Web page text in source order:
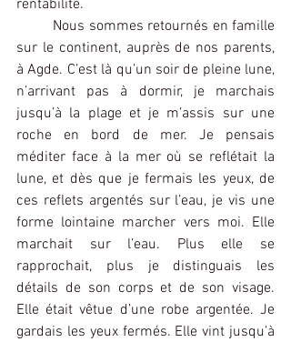
rentabilité.
sur le continent, auprès de nos parents,
à Agde. C’est là qu’un soir de pleine lune,
n’arrivant pas à dormir, je marchais
jusqu’à la plage et je m’assis sur une
roche en bord de mer. Je pensais
méditer face à la mer où se reflétait la
lune, et dès que je fermais les yeux, de
ces reflets argentés sur l’eau, je vis une
forme lointaine marcher vers moi. Elle
marchait sur l’eau. Plus elle se
rapprochait, plus je distinguais les
détails de son corps et de son visage.
Elle était vêtue d’une robe argentée. Je
gardais les yeux fermés. Elle vint jusqu’à